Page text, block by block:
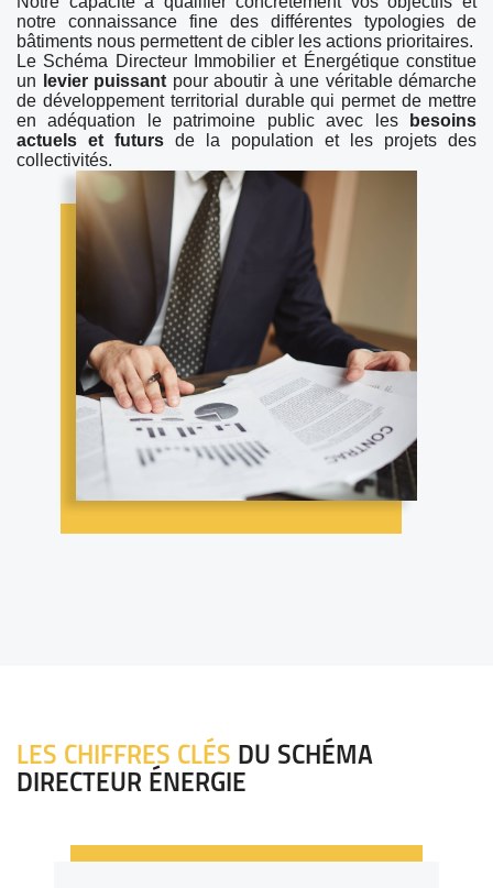
notre connaissance fine des différentes typologies de
bâtiments nous permettent de cibler les actions prioritaires.
Le Schéma Directeur Immobilier et Énergétique constitue
un levier puissant pour aboutir à une véritable démarche
de développement territorial durable qui permet de mettre
en adéquation le patrimoine public avec les
besoins
actuels et futurs de la population et les projets des
collectivités.
LES CHIFFRES CLÉS DU SCHÉMA
DIRECTEUR ÉNERGIE